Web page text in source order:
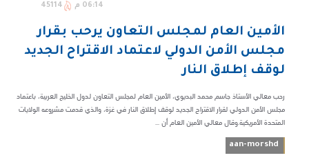
06:14 م 45114
الأمين العام لمجلس التعاون يرحب بقرار
مجلس الأمن الدولي لاعتماد الاقتراح الجديد
لوقف إطلاق النار
رحب معالي الأستاذ جاسم محمد البديوي، الأمين العام لمجلس التعاون لدول الخليج العربية، باعتماد
مجلس الأمن الدولي لقرار الاقتراح الجديد لوقف إطلاق النار في غزة، والذي قدمت مشروعه الولايات
المتحدة الأمريكية.وقال معالي الأمين العام أن ...
aan-morshd